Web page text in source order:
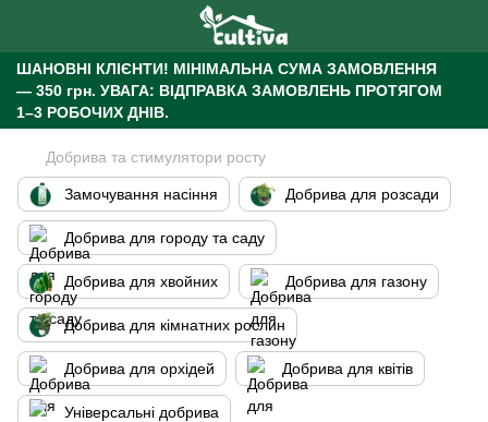
ШАНОВНІ КЛІЄНТИ! МІНІМАЛЬНА СУМА ЗАМОВЛЕННЯ
— 350 грн. УВАГА: ВІДПРАВКА ЗАМОВЛЕНЬ ПРОТЯГОМ
1–3 РОБОЧИХ ДНІВ.
Добрива та стимулятори росту
Замочування насіння Добрива для розсади
Добрива для городу та саду
Добрива для хвойних Добрива для газону
Добрива для кімнатних рослин
Добрива для орхідей Добрива для квітів
Універсальні добрива